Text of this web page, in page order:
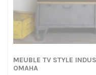
MEUBLE TV STYLE
OMAHA